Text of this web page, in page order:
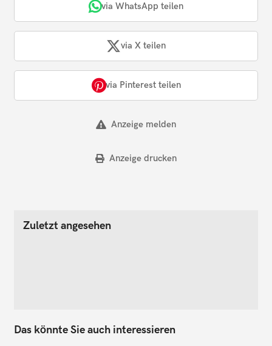
via WhatsApp teilen
via X teilen
via Pinterest teilen
Anzeige melden
Anzeige drucken
Zuletzt angesehen
Das könnte Sie auch interessieren